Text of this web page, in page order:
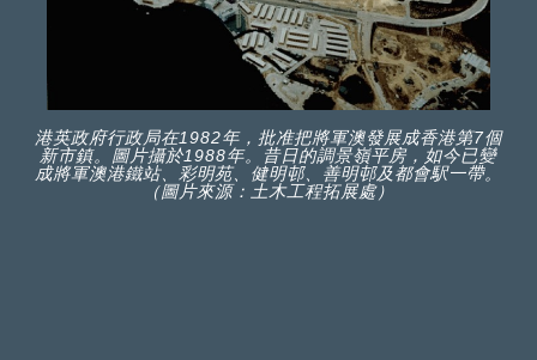
港英政府行政局在1982年，批准把將軍澳發展成香港第7個
新市鎮。圖片攝於1988年。昔日的調景嶺平房，如今已變
成將軍澳港鐵站、彩明苑、健明邨、善明邨及都會駅一帶。
（圖片來源：土木工程拓展處）